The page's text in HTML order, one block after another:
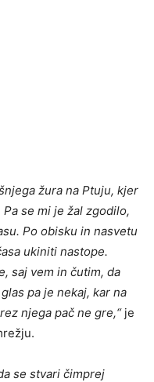
žura na Ptuju, kjer
se mi je žal zgodilo,
Po obisku in nasvetu
ukiniti nastope.
saj vem in čutim, da
pa je nekaj, kar na
njega pač ne gre,“je
se stvari čimprej